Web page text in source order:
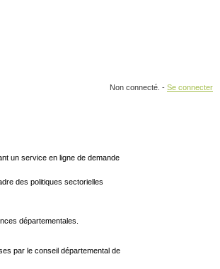
Non connecté. - Se connecter
un service en ligne de demande
des politiques sectorielles
départementales.
par le conseil départemental de